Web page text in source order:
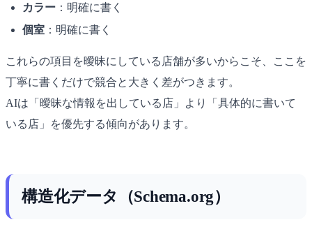
カラー ：明確に書く
個室 ：明確に書く
これらの項目を曖昧にしている店舗が多いからこそ、ここを
丁寧に書くだけで競合と大きく差がつきます。
AIは「曖昧な情報を出している店」より「具体的に書いて
いる店」を優先する傾向があります。
構造化データ（Schema.org）